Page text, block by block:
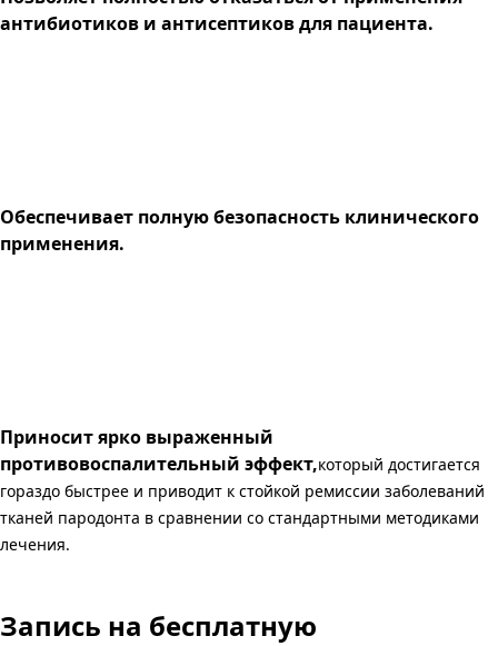
антибиотиков и антисептиков для пациента.
Обеспечивает полную безопасность клинического
применения.
Приносит ярко выраженный
противовоспалительный эффект,который достигается
гораздо быстрее и приводит к стойкой ремиссии заболеваний
тканей пародонта в сравнении со стандартными методиками
лечения.
Запись на бесплатную